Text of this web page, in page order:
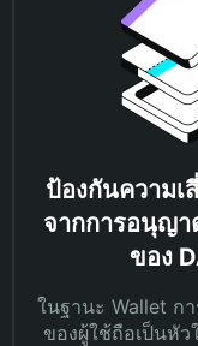
ป้องกันความเ
จากการอนุญา
ของ
ในฐานะ Wallet ก
ของผู้ใช้ถือเป็นหั